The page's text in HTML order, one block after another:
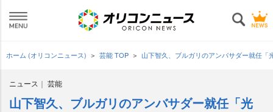
ホーム (オリコンニュース) 芸能 TOP 山下智久、ブルガリのアンバサダー就任「
ニュース 芸能
山下智久、ブルガリのアンバサダー就任「光